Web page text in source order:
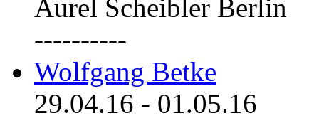
Aurel Scheibler Berlin
----------
Wolfgang Betke
29.04.16 - 01.05.16